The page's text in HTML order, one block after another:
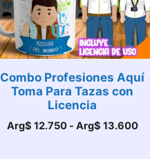
Combo Profesiones Aquí
Toma Para Tazas con
Licencia
Arg$ 12.750 - Arg$ 13.600